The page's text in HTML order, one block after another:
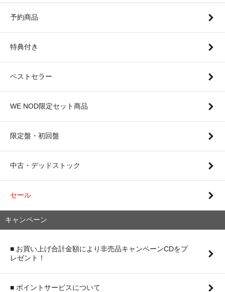
予約商品
特典付き
ベストセラー
WE NOD限定セット商品
限定盤・初回盤
中古・デッドストック
セール
キャンペーン
■ お買い上げ合計金額により非売品キャンペーンCDをプ
レゼント！
■ ポイントサービスについて